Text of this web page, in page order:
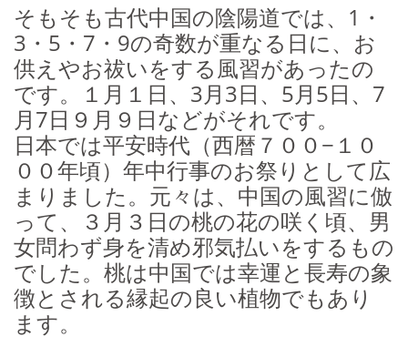
そもそも古代中国の陰陽道では、 1・
3・5・7・9の奇数が重なる日に、お
供えやお祓いをする風習があったの
です。１月１日、3月3日、5月5日、7
月7日９月９日などがそれです。
日本では平安時代（西暦７００−１０
００年頃）年中行事のお祭りとして広
まりました。元々は、中国の風習に倣
って、３月３日の桃の花の咲く頃、男
女問わず身を清め邪気払いをするもの
でした。桃は中国では幸運と長寿の象
徴とされる縁起の良い植物でもあり
ます。